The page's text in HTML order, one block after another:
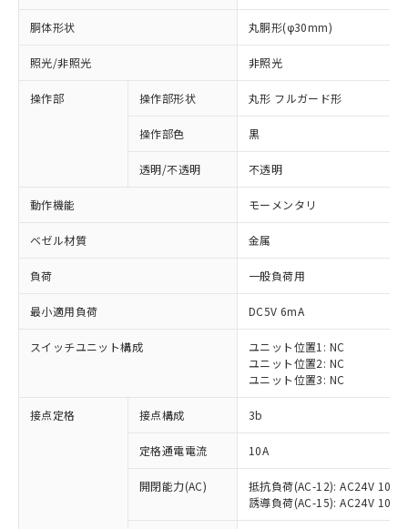
胴体形状 丸胴形(φ30mm)
照光/非照光 非照光
操作部 操作部形状 丸形 フルガード形
操作部色 黒
透明/不透明 不透明
動作機能 モーメンタリ
ベゼル材質 金属
負荷 一般負荷用
最小適用負荷 DC5V 6mA
スイッチユニット構成
ユニット位置1: NC
ユニット位置2: NC
ユニット位置3: NC
接点定格 接点構成 3b
定格通電電流 10A
開閉能力(AC)
抵抗負荷(AC-12): AC24V 10A/
誘導負荷(AC-15): AC24V
※1 対応状況
対応済み：EU RoHS指令（10物質）の
非含有に対応した製品が提供可能な商品で
対応予定：EU RoHS指令（10物質）の非含